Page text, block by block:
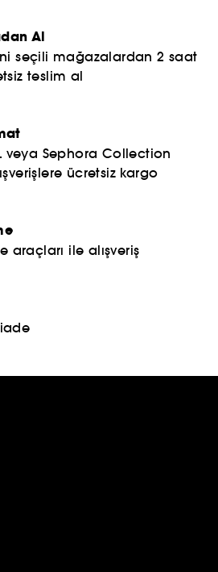
Al
seçili mağazalardan 2 saat
teslim al
veya Sephora Collection
ücretsiz kargo
araçları ile alışveriş